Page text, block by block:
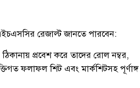
রেজাল্ট জানতে পারবেন:
প্রবেশ করে তাদের রোল নম্বর,
ফলাফল শিট এবং মার্কশিটসহ